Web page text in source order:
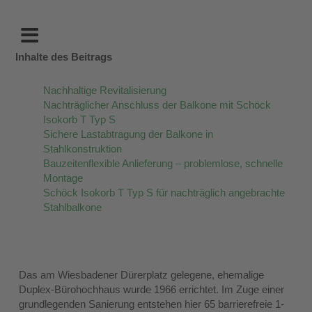
Inhalte des Beitrags
Nachhaltige Revitalisierung
Nachträglicher Anschluss der Balkone mit Schöck
Isokorb T Typ S
Sichere Lastabtragung der Balkone in
Stahlkonstruktion
Bauzeitenflexible Anlieferung – problemlose, schnelle
Montage
Schöck Isokorb T Typ S für nachträglich angebrachte
Stahlbalkone
Das am Wiesbadener Dürerplatz gelegene, ehemalige
Duplex-Bürohochhaus wurde 1966 errichtet. Im Zuge einer
grundlegenden Sanierung entstehen hier 65 barrierefreie 1-